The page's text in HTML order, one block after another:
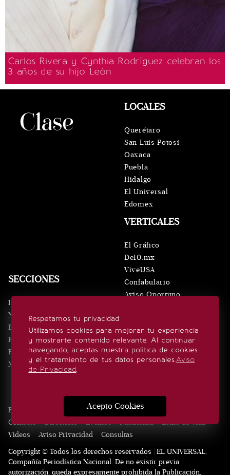
Carlos Rivera y Cynthia Rodríguez celebran los
3 años de su hijo León
Respetamos tu privacidad
Utilizamos cookies para mejorar tu experiencia
y mostrarte contenido relevante. Al continuar
navegando, aceptas nuestra política de cookies
y el tratamiento de tus datos personales.Aviso
de Privacidad.
Acepto Cookies
SECCIONES
Inicio
Noticias
Eventos
Realeza
Estilo de vida
Minuto x Minuto
VERTICALES
El Gráfico
De10.mx
ViveUSA
Confabulario
Aviso Oportuno
LOCALES
Querétaro
San Luis Potosí
Oaxaca
Puebla
Hidalgo
El Universal
Edomex
SÍGUENOS
Edición Impresa Noticias Quiénes somos
Contacto
Directorio Eventos Publicidad
Estilo de vida
Videos
Aviso Privacidad
Consultas
Copyright © Todos los derechos reservados | EL UNIVERSAL,
Compañía Periodística Nacional. De no existir previa
autorización, queda expresamente prohibida la Publicación,